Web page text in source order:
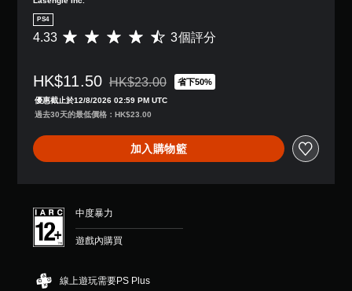
PS4
平
分
為
4
3
3
顆
滿
分
顆
）
4.33 3個評分
HK$11.50 折扣前原價為HK$23.00
HK$23.00 省下50%
優惠截止於12/8/2026 02:59 PM UTC
過去30天的最低價格：HK$23.00
加入購物籃
中度暴力
遊戲內購買
線上遊玩需要PS Plus